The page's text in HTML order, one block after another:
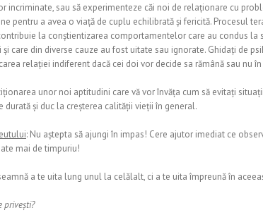
incriminate, sau să experimenteze căi noi de relaționare cu
pentru a avea o viață de cuplu echilibrată și fericită. Procesul
la conștientizarea comportamentelor care au condus
care din diverse cauze au fost uitate sau ignorate. Ghidați de
relației indiferent dacă cei doi vor decide sa rămână sau nu
unor noi aptitudini care vă vor învăța cum să evitați
durată și duc la creșterea calității vieții în general.
: Nu aștepta să ajungi în impas! Cere ajutor imediat ce
mai de timpuriu!
a te uita lung unul la celălalt, ci a te uita împreună în
privești?